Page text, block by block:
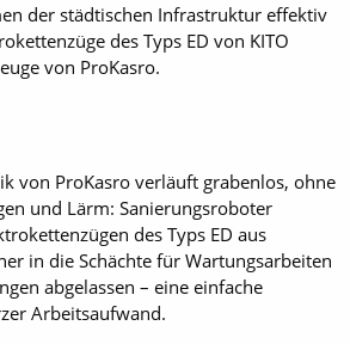
der städtischen Infrastruktur effektiv
des Typs ED von KITO
von ProKasro.
von ProKasro verläuft grabenlos, ohne
und Lärm: Sanierungsroboter
des Typs ED aus
in die Schächte für Wartungsarbeiten
abgelassen – eine einfache
Arbeitsaufwand.